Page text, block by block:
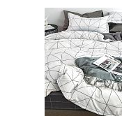
Купить в 1 клик
В избранное